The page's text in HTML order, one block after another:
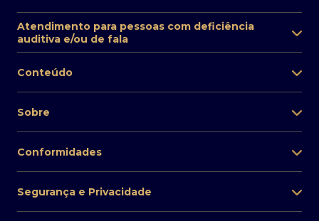
Atendimento para pessoas com deficiência
auditiva e/ou de fala
Conteúdo
Sobre
Conformidades
Segurança e Privacidade